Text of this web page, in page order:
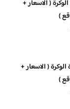
( الاسعار +
)
( الاسعار +
)